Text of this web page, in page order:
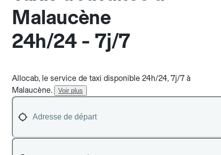
Malaucène
24h/24 - 7j/7
Allocab, le service de taxi disponible 24h/24, 7j/7 à
Malaucène.
Voir plus